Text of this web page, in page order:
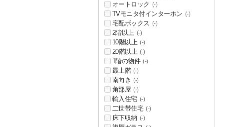
オートロック (-)
TVモニタ付インターホン (-)
宅配ボックス (-)
2階以上 (-)
10階以上 (-)
20階以上 (-)
1階の物件 (-)
最上階 (-)
南向き (-)
角部屋 (-)
輸入住宅 (-)
二世帯住宅 (-)
床下収納 (-)